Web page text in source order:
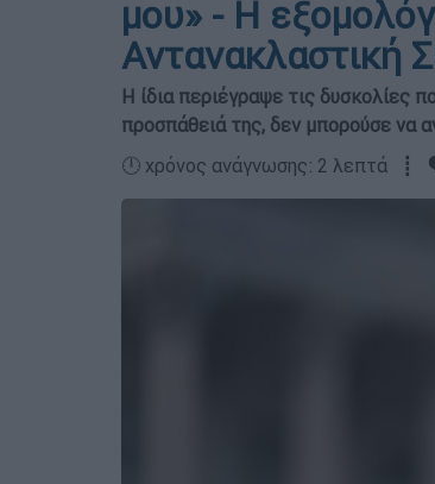
μου» - Η
Αντανακλαστική
Η ίδια περιέγραψε τις δυσκολίες
προσπάθειά της, δεν μπορούσε να
🕛 χρόνος ανάγνωσης: 2 λεπτά ┋